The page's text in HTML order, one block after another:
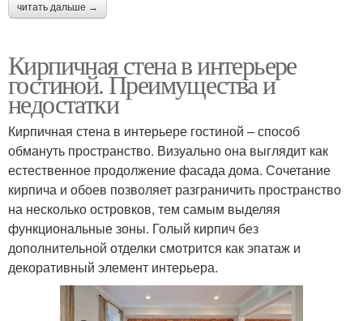
читать дальше →
Кирпичная стена в интерьере
гостиной. Преимущества и
недостатки
Кирпичная стена в интерьере гостиной – способ
обмануть пространство. Визуально она выглядит как
естественное продолжение фасада дома. Сочетание
кирпича и обоев позволяет разграничить пространство
на несколько островков, тем самым выделяя
функциональные зоны. Голый кирпич без
дополнительной отделки смотрится как эпатаж и
декоративный элемент интерьера.